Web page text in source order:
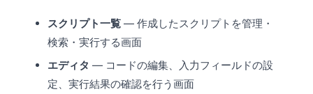
スクリプト一覧 — 作成したスクリプトを管理・
検索・実行する画面
エディタ — コードの編集、 入力フィールドの設
定、実行結果の確認を行う画面